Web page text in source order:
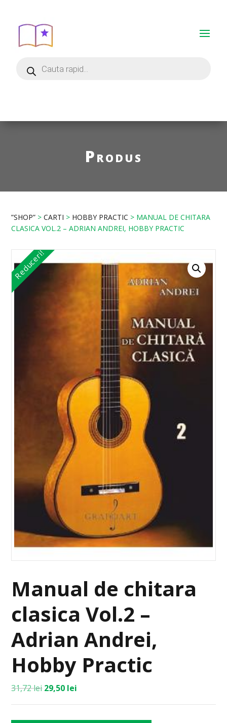
Produs
”SHOP” >CARTI > HOBBY PRACTIC > MANUAL DE CHITARA
CLASICA VOL.2 – ADRIAN ANDREI, HOBBY PRACTIC
Reduceri!
Manual de chitara
clasica Vol.2 –
Adrian Andrei,
Hobby Practic
31,72lei 29,50 lei